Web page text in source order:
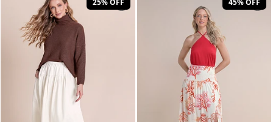
25% OFF 45% OFF